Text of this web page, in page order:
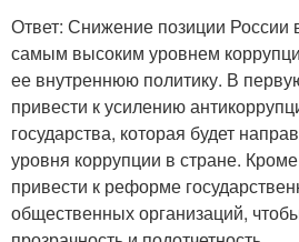
Ответ: Снижение позиции России
самым высоким уровнем
ее внутреннюю политику. В
привести к усилению
государства, которая будет
уровня коррупции в стране.
привести к реформе
общественных организаций,